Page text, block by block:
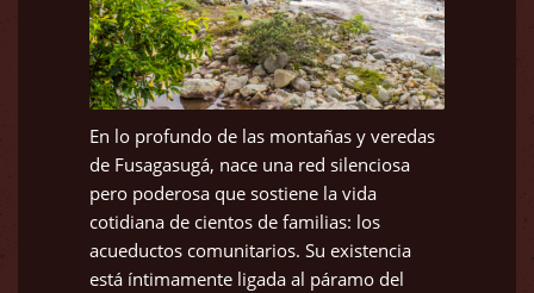
En lo profundo de las montañas y veredas
de Fusagasugá, nace una red silenciosa
pero poderosa que sostiene la vida
cotidiana de cientos de familias: los
acueductos comunitarios. Su existencia
está íntimamente ligada al páramo del